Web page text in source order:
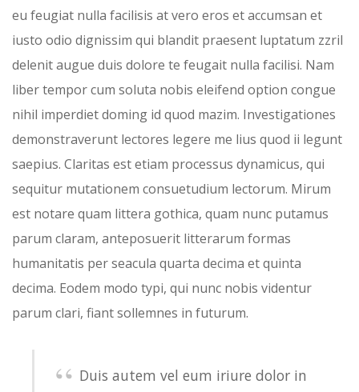
eu feugiat nulla facilisis at vero eros et accumsan et
iusto odio dignissim qui blandit praesent luptatum zzril
delenit augue duis dolore te feugait nulla facilisi. Nam
liber tempor cum soluta nobis eleifend option congue
nihil imperdiet doming id quod mazim. Investigationes
demonstraverunt lectores legere me lius quod ii legunt
saepius. Claritas est etiam processus dynamicus, qui
sequitur mutationem consuetudium lectorum. Mirum
est notare quam littera gothica, quam nunc putamus
parum claram, anteposuerit litterarum formas
humanitatis per seacula quarta decima et quinta
decima. Eodem modo typi, qui nunc nobis videntur
parum clari, fiant sollemnes in futurum.
Duis autem vel eum iriure dolor in